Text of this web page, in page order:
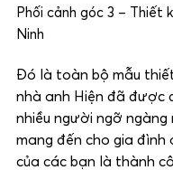
Phối cảnh góc 3 –
Ninh
Đó là toàn bộ mẫu
nhà anh Hiện đã được
nhiều người ngỡ ngàng
mang đến cho gia đình
của các bạn là thành